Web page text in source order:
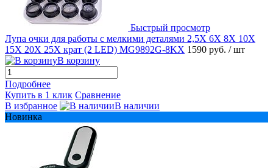
Быстрый просмотр
Лупа очки для работы с мелкими деталями 2,5X 6X 8X 10X
15X 20X 25Х крат (2 LED) MG9892G-8KX 1590 руб. / шт
В корзину
Подробнее
Купить в 1 клик Сравнение
В избранное
В наличии
Новинка